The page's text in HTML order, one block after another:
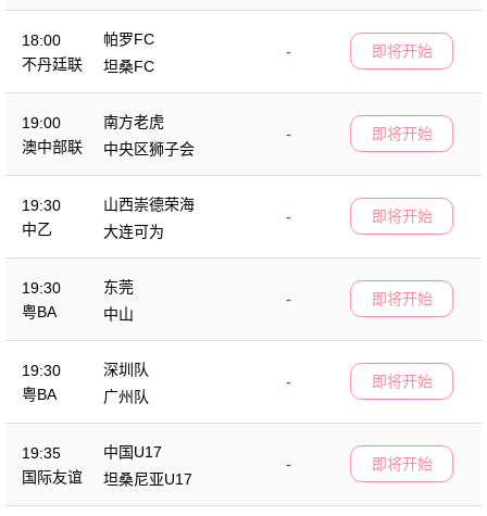
18:00
不丹廷联
帕罗FC
-
坦桑FC
即将开始
19:00
澳中部联
南方老虎
-
中央区狮子会
即将开始
19:30
中乙
山西崇德荣海
-
大连可为
即将开始
19:30
粤BA
东莞
-
中山
即将开始
19:30
粤BA
深圳队
-
广州队
即将开始
19:35
国际友谊
中国U17
-
坦桑尼亚U17
即将开始